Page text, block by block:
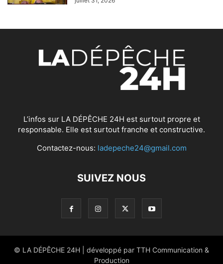
L’infos sur LA DÉPÊCHE 24H est surtout propre et
responsable. Elle est surtout franche et constructive.
Contactez-nous: ladepeche24@gmail.com
SUIVEZ NOUS
© LA DÉPÊCHE 24H | développé par TTH Communication &
Production